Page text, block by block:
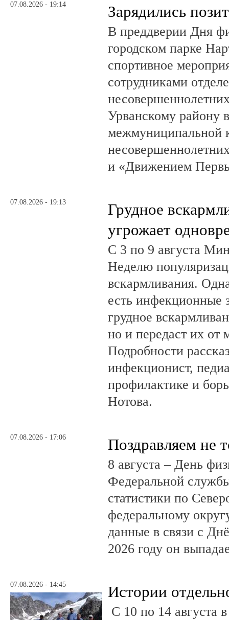
07.08.2026 - 19:14 Зарядились
В преддверии Дня
городском парке
спортивное
сотрудниками
Урванскому району
межмуниципальной
и «Движением
07.08.2026 - 19:13
Грудное
угрожает
С 3 по 9 августа
Неделю
вскармливания.
есть инфекционные
грудное
но и передаст их от
Подробности
инфекционист,
профилактике и
Нотова.
07.08.2026 - 17:06 Поздравляем не
8 августа – День
Федеральной
статистики по
федеральному
данные в связи с
2026 году он
07.08.2026 - 14:45 Истории
С 10 по 14 августа